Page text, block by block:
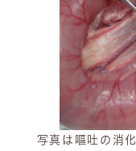
写真は嘔吐の消